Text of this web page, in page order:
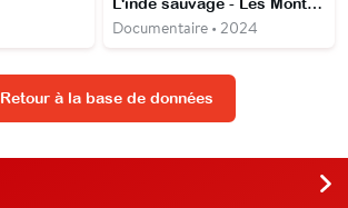
Documentaire • 2024
Retour à la base de données